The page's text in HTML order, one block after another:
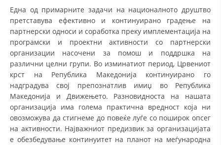
СТРУКТУРА НА ОРГАНИЗАЦИЈАТА
КОНТАКТ ИНФОРМАЦИИ
ЧЛЕНСТВО ВО ПРОФЕСИОНАЛНИ ТЕЛА
СТАТУТ НА ЦКРМ
Една од примарните задачи на националното друштво
претставува ефективно и континуирано градење на
партнерски односи и соработка преку имплементација на
програмски и проектни активности со партнерски
организации насочени за помош и поддршка на
различни целни групи. Во изминатиот период, Црвениот
крст на Република Македонија континуирано го
надградува свој препознатлив имиџ во Република
Македонија и Движењето. Разновидноста на нашата
организација има голема практична вредност која ни
овозможува да стигнеме до повеќе луѓе со поширок опсег
на активности. Најважниот предизвик за организацијата
е обезбедување континуитет на планот на меѓународна